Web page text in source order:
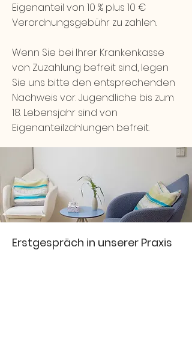
Eigenanteil von 10 % plus 10 €
Verordnungsgebühr zu zahlen.
Wenn Sie bei Ihrer Krankenkasse
von Zuzahlung befreit sind, legen
Sie uns bitte den entsprechenden
Nachweis vor. Jugendliche bis zum
18. Lebensjahr sind von
Eigenanteilzahlungen befreit.
Erstgespräch in unserer Praxis